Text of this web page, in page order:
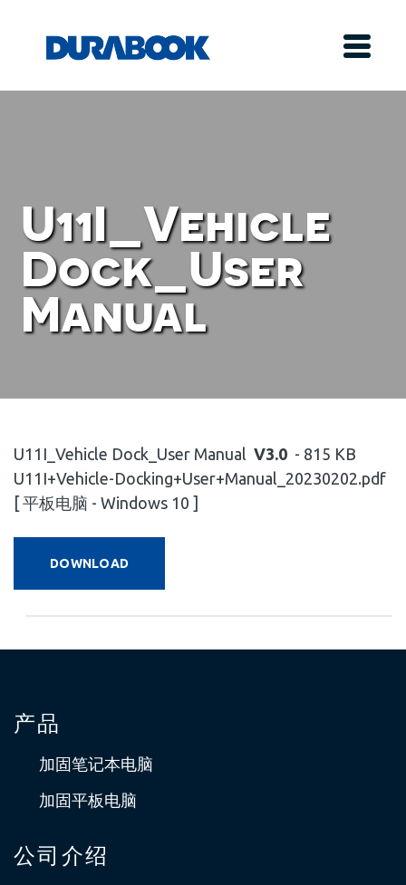
U11I_Vehicle
Dock_User
Manual
U11I_Vehicle Dock_User Manual V3.0 - 815 KB
U11I+Vehicle-Docking+User+Manual_20230202.pdf
[ 平板电脑 - Windows 10 ]
DOWNLOAD
产品
加固笔记本电脑
加固平板电脑
公司介绍